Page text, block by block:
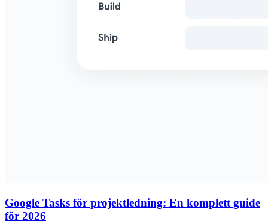
Google Tasks för projektledning: En komplett guide
för 2026